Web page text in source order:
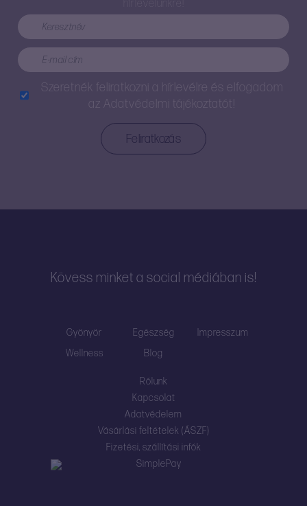
hírlevelünkre!
Szeretnék feliratkozni a hírlevélre és elfogadom
az Adatvédelmi tájékoztatót!
Kövess minket a social médiában is!
Gyönyör
Wellness
Egészség
Blog
Impresszum
Rólunk
Kapcsolat
Adatvédelem
Vásárlási feltételek (ÁSZF)
Fizetési, szállítási infók